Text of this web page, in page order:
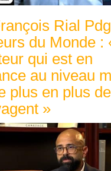
Rial Pdg
du Monde :
qui est en
au niveau
plus en plus
»